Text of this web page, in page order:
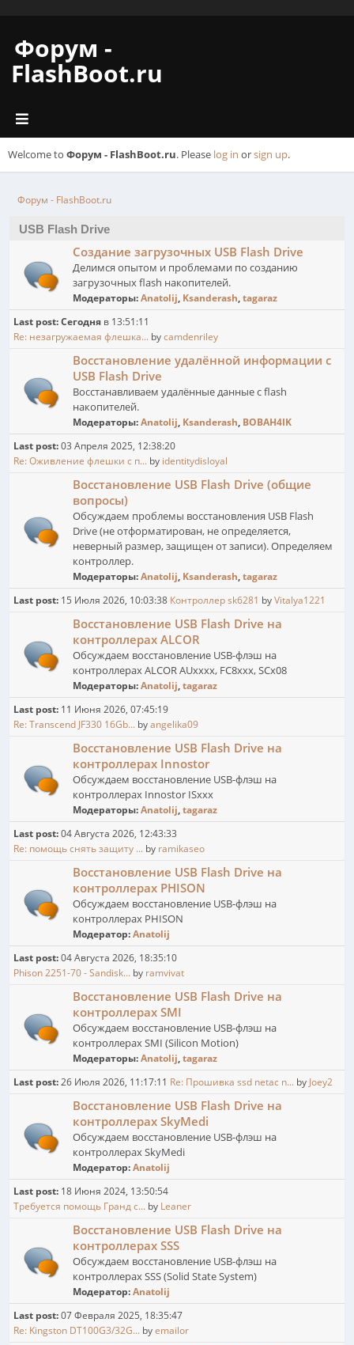
Форум -
FlashBoot.ru
Welcome to Форум - FlashBoot.ru. Please log in orsign up.
Форум - FlashBoot.ru
USB Flash Drive
Создание загрузочных USB Flash Drive
Делимся опытом и проблемами по созданию
загрузочных flash накопителей.
Модераторы:Anatolij, Ksanderash,tagaraz
Last post:Сегодня в 13:51:11
Re: незагружаемая флешка... bycamdenriley
Восстановление удалённой информации с
USB Flash Drive
Восстанавливаем удалённые данные с flash
накопителей.
Модераторы:Anatolij, Ksanderash, BOBAH4IK
Last post:03 Апреля 2025, 12:38:20
Re: Оживление флешки с п... by identitydisloyal
Восстановление USB Flash Drive (общие
вопросы)
Обсуждаем проблемы восстановления USB Flash
Drive (не отформатирован, не определяется,
неверный размер, защищен от записи). Определяем
контроллер.
Модераторы:Anatolij, Ksanderash,tagaraz
Last post: 15 Июля 2026, 10:03:38 Контроллер sk6281 byVitalya1221
Восстановление USB Flash Drive на
контроллерах ALCOR
Обсуждаем восстановление USB-флэш на
контроллерах ALCOR AUxxxx, FC8xxx, SCx08
Модераторы:Anatolij,tagaraz
Last post: 11 Июня 2026, 07:45:19
Re: Transcend JF330 16Gb... byangelika09
Восстановление USB Flash Drive на
контроллерах Innostor
Обсуждаем восстановление USB-флэш на
контроллерах Innostor ISxxx
Модераторы:Anatolij,tagaraz
Last post:04 Августа 2026, 12:43:33
Re: помощь снять защиту ... by ramikaseo
Восстановление USB Flash Drive на
контроллерах PHISON
Обсуждаем восстановление USB-флэш на
контроллерах PHISON
Модератор:Anatolij
Last post:04 Августа 2026, 18:35:10
Phison 2251-70 - Sandisk... by ramvivat
Восстановление USB Flash Drive на
контроллерах SMI
Обсуждаем восстановление USB-флэш на
контроллерах SMI (Silicon Motion)
Модераторы:Anatolij,tagaraz
Last post:26 Июля 2026, 11:17:11 Re: Прошивка ssd netac n... by Joey2
Восстановление USB Flash Drive на
контроллерах SkyMedi
Обсуждаем восстановление USB-флэш на
контроллерах SkyMedi
Модератор:Anatolij
Last post: 18 Июня 2024, 13:50:54
Требуется помощь Гранд с... by Leaner
Восстановление USB Flash Drive на
контроллерах SSS
Обсуждаем восстановление USB-флэш на
контроллерах SSS (Solid State System)
Модератор:Anatolij
Last post:07 Февраля 2025, 18:35:47
Re: Kingston DT100G3/32G... byemailor